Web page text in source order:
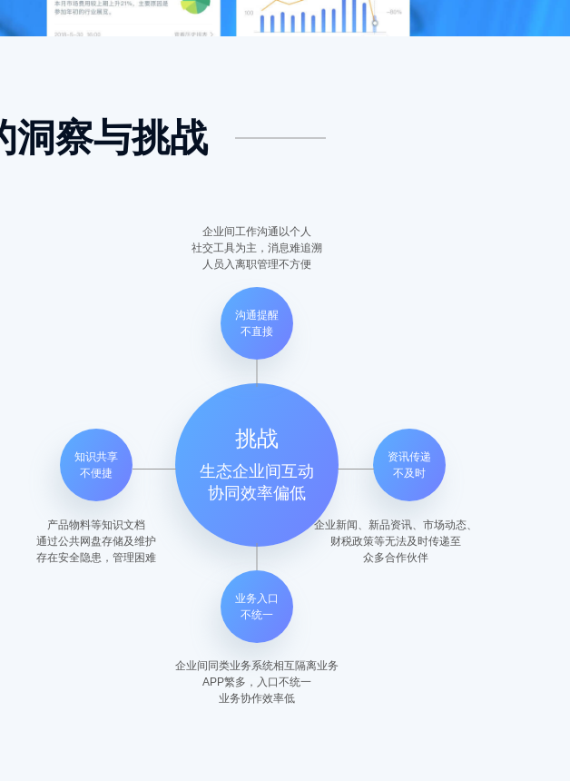
洞察与挑战
挑战
生态企业间互动
协同效率偏低
沟通提醒
不直接
企业间工作沟通以个人
社交工具为主，消息难追溯
人员入离职管理不方便
业务入口
不统一
企业间同类业务系统相互隔离业务
APP繁多，入口不统一
业务协作效率低
知识共享
不便捷
产品物料等知识文档
通过公共网盘存储及维护
存在安全隐患，管理困难
资讯传递
不及时
企业新闻、新品资讯、市场动态、
财税政策等无法及时传递至
众多合作伙伴